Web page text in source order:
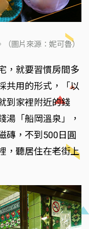
圖片來源：妮可魯）
，就要習慣房間多
共用的形式，「以
到家裡附近的錢
湯「船岡溫泉」，
磚，不到500日圓
，聽居住在老街上